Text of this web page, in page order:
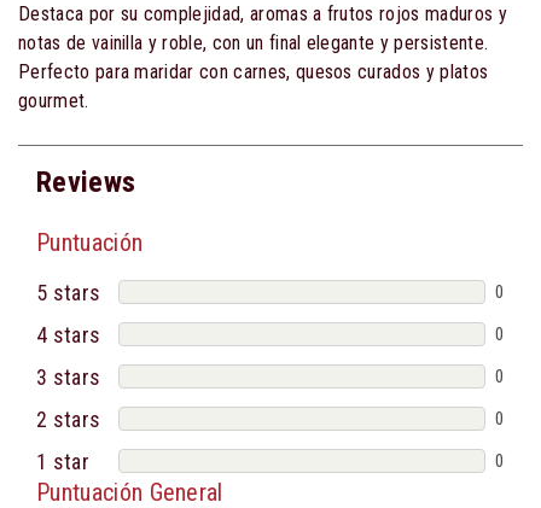
Destaca por su complejidad, aromas a frutos rojos maduros y
notas de vainilla y roble, con un final elegante y persistente.
Perfecto para maridar con carnes, quesos curados y platos
gourmet.
Reviews
Puntuación
5 stars 0
4 stars 0
3 stars 0
2 stars 0
1 star 0
Puntuación General